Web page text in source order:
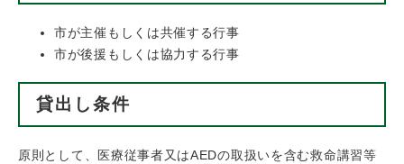
市が主催もしくは共催する行事
市が後援もしくは協力する行事
貸出し条件
原則として、医療従事者又はAEDの取扱いを含む救命講習等